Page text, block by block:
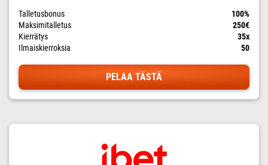
Talletusbonus
100%
Maksimitalletus
250€
Kierrätys
35x
Ilmaiskierroksia
50
PELAA TÄSTÄ